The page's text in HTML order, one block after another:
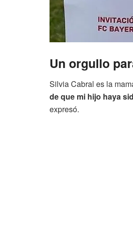
Un orgullo
Silvia Cabral es la
de que mi hijo haya
expresó.